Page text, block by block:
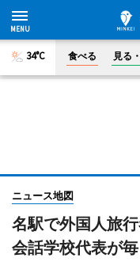
34°C 食べる 見る
ニュース地図
名駅で外国人旅
会話学校代表が